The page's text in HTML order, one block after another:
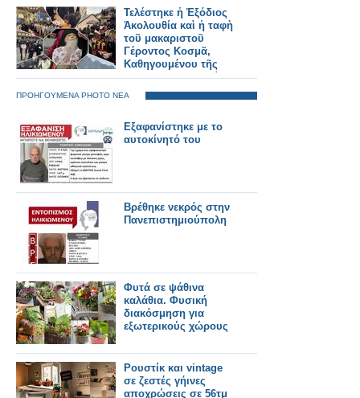
Τελέστηκε ἡ Ἐξόδιος
Ἀκολουθία καὶ ἡ ταφὴ
τοῦ μακαριστοῦ
Γέροντος Κοσμᾶ,
Καθηγουμένου τῆς
Ἱερᾶς Μονῆς Στομίου
Κονίτσης
ΠΡΟΗΓΟΥΜΕΝΑ PHOTO ΝΕΑ
Εξαφανίστηκε με το
αυτοκίνητό του
Βρέθηκε νεκρός στην
Πανεπιστημιούπολη
Φυτά σε ψάθινα
καλάθια. Φυσική
διακόσμηση για
εξωτερικούς χώρους
Ρουστίκ και vintage
σε ζεστές γήινες
αποχρώσεις σε 56τμ